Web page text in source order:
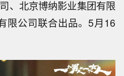
、北京博纳影业集团有限
限公司联合出品。5月16